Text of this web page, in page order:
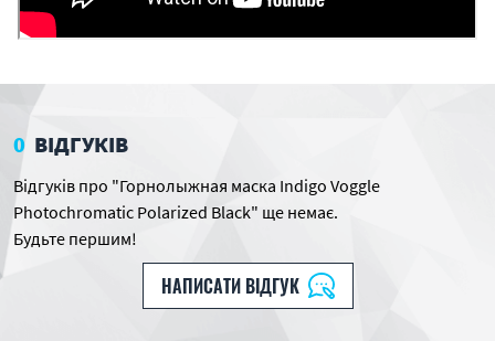
0 ВІДГУКІВ
Відгуків про "Горнолыжная маска Indigo Voggle
Photochromatic Polarized Black" ще немає.
Будьте першим!
НАПИСАТИ ВІДГУК